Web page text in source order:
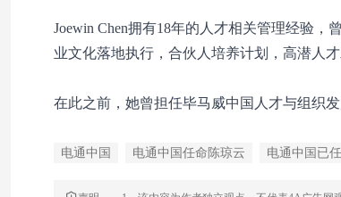
Joewin Chen拥有18年的人才相关管理经验
业文化落地执行，合伙人培养计划，高潜人
在此之前，她曾担任毕马威中国人才与组织
电通中国 电通中国任命陈琼云 电通中国已